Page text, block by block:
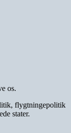
os.
flygtningepolitik
stater.